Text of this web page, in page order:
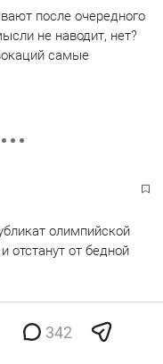
после очередного
не наводит, нет?
самые
олимпийской
отстанут от бедной
342